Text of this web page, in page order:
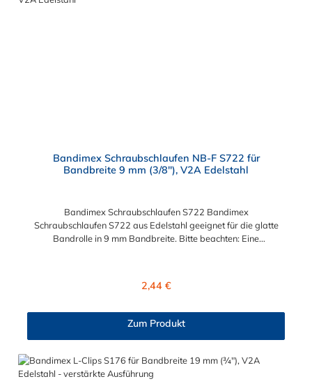
Bandimex Schraubschlaufen NB-F S722 für
Bandbreite 9 mm (3/8"), V2A Edelstahl
Bandimex Schraubschlaufen S722 Bandimex
Schraubschlaufen S722 aus Edelstahl geeignet für die glatte
Bandrolle in 9 mm Bandbreite. Bitte beachten: Eine
Regulärer Preis:
2,44 €
Zum Produkt